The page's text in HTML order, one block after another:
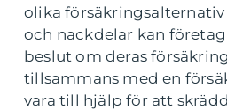
olika
och nackdelar kan
beslut om deras
tillsammans med en
vara till hjälp för att